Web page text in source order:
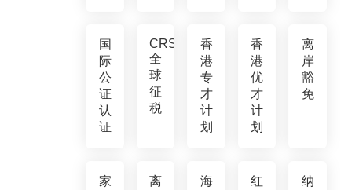
国
际
公
证
认
证
CRS
全
球
征
税
香
港
专
才
计
划
香
港
优
才
计
划
离
岸
豁
免
家
离
海
红
纳